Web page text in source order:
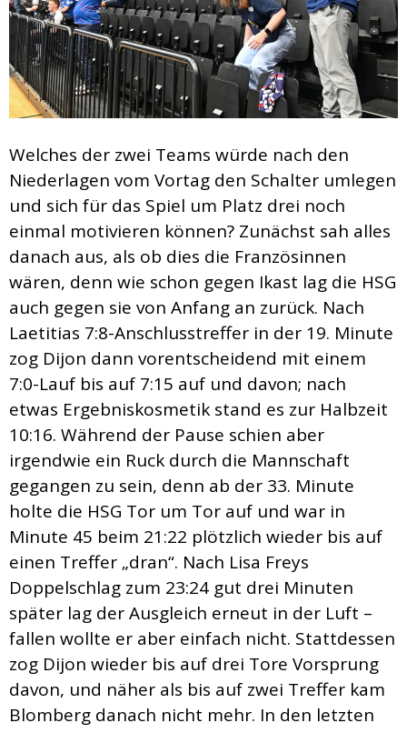
Welches der zwei Teams würde nach den
Niederlagen vom Vortag den Schalter umlegen
und sich für das Spiel um Platz drei noch
einmal motivieren können? Zunächst sah alles
danach aus, als ob dies die Französinnen
wären, denn wie schon gegen Ikast lag die HSG
auch gegen sie von Anfang an zurück. Nach
Laetitias 7:8-Anschlusstreffer in der 19. Minute
zog Dijon dann vorentscheidend mit einem
7:0-Lauf bis auf 7:15 auf und davon; nach
etwas Ergebniskosmetik stand es zur Halbzeit
10:16. Während der Pause schien aber
irgendwie ein Ruck durch die Mannschaft
gegangen zu sein, denn ab der 33. Minute
holte die HSG Tor um Tor auf und war in
Minute 45 beim 21:22 plötzlich wieder bis auf
einen Treffer „dran“. Nach Lisa Freys
Doppelschlag zum 23:24 gut drei Minuten
später lag der Ausgleich erneut in der Luft –
fallen wollte er aber einfach nicht. Stattdessen
zog Dijon wieder bis auf drei Tore Vorsprung
davon, und näher als bis auf zwei Treffer kam
Blomberg danach nicht mehr. In den letzten